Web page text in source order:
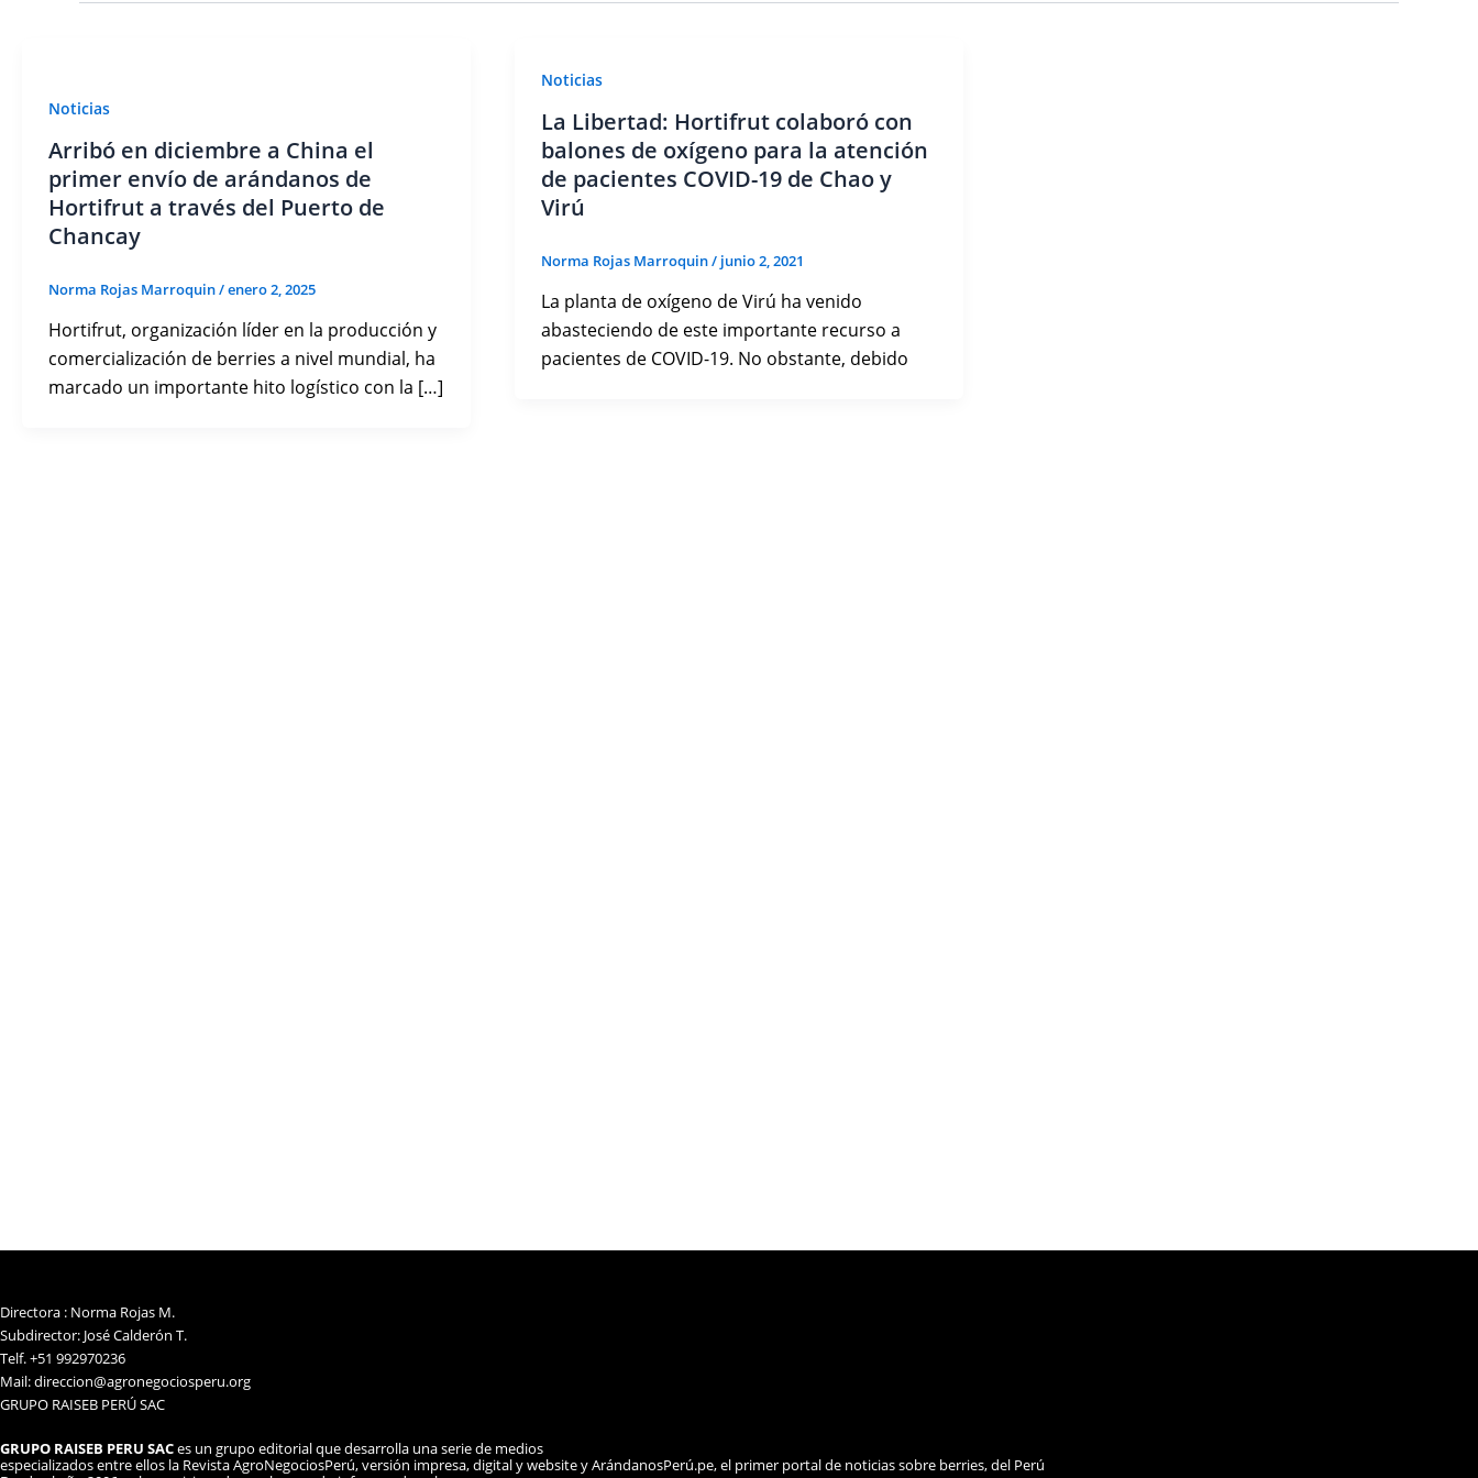
Noticias
Arribó en diciembre a China el
primer envío de arándanos de
Hortifrut a través del Puerto de
Chancay
Norma Rojas Marroquin/enero 2, 2025
Hortifrut, organización líder en la producción y
comercialización de berries a nivel mundial, ha
marcado un importante hito logístico con la […]
Noticias
La Libertad: Hortifrut colaboró con
balones de oxígeno para la atención
de pacientes COVID-19 de Chao y
Virú
Norma Rojas Marroquin/ junio 2, 2021
La planta de oxígeno de Virú ha venido
abasteciendo de este importante recurso a
pacientes de COVID-19. No obstante, debido
Directora : Norma Rojas M.
Subdirector: José Calderón T.
Telf. +51 992970236
Mail: direccion@agronegociosperu.org
GRUPO RAISEB PERÚ SAC
GRUPO RAISEB PERU SACes un grupo editorial que desarrolla una serie de medios
especializados entre ellos la Revista AgroNegociosPerú, versión impresa, digital y website y ArándanosPerú.pe, el primer portal de noticias sobre berries, del Perú